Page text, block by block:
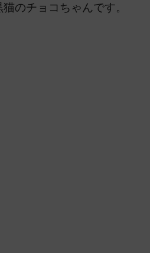
のチョコちゃんです。